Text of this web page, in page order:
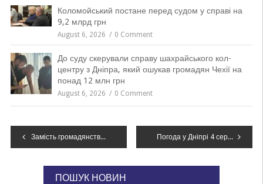
Коломойський постане перед судом у справі на
9,2 млрд грн
August 6, 2026 0 Comment
До суду скерували справу шахрайського кол-
центру з Дніпра, який ошукав громадян Чехії на
понад 12 млн грн
August 6, 2026 0 Comment
Навігація
Замість громадянства — ТЦК: волонтера з Дніпра з російським паспортом ловлять, як дезертира Погода у Дніпрі 4 серпня 2025: хмари та невеликий дощ
ПОШУК НОВИН